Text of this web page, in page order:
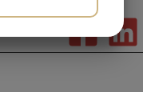
STATISTIK